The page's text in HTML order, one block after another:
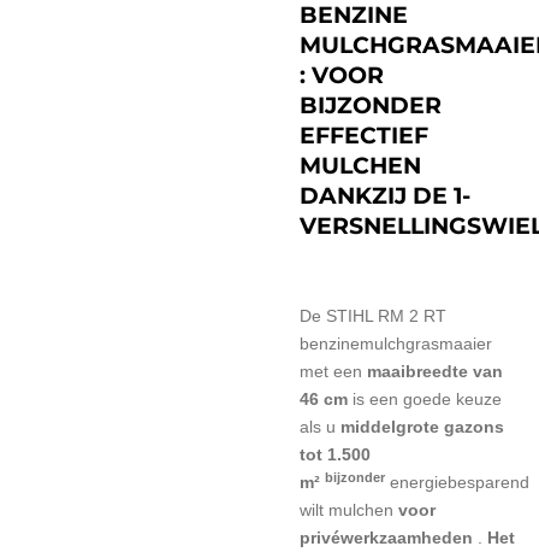
BENZINE
: VOOR
BIJZONDER
EFFECTIEF
MULCHEN
DANKZIJ DE 1-
De STIHL RM 2 RT
benzinemulchgrasmaaier
met een maaibreedte van
46 cm is een goede keuze
als u middelgrote gazons
tot 1.500
m² bijzonder energiebesparend
wilt mulchen voor
privéwerkzaamheden
Het